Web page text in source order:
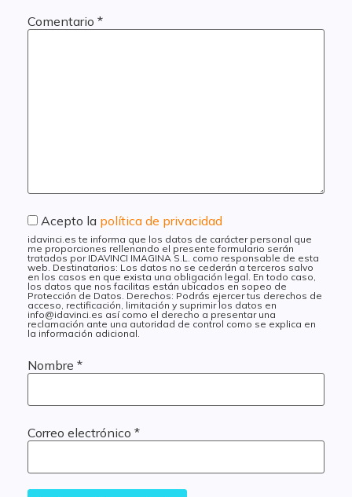
Comentario *
Acepto la política de privacidad
idavinci.es te informa que los datos de carácter personal que
me proporciones rellenando el presente formulario serán
tratados por IDAVINCI IMAGINA S.L. como responsable de esta
web. Destinatarios: Los datos no se cederán a terceros salvo
en los casos en que exista una obligación legal. En todo caso,
los datos que nos facilitas están ubicados en sopeo de
Protección de Datos. Derechos: Podrás ejercer tus derechos de
acceso, rectificación, limitación y suprimir los datos en
info@idavinci.es así como el derecho a presentar una
reclamación ante una autoridad de control como se explica en
la información adicional.
Nombre *
Correo electrónico *